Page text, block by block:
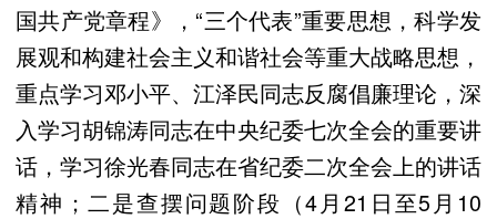
国共产党章程》，“三个代表”重要思想，科学发
展观和构建社会主义和谐社会等重大战略思想，
重点学习邓小平、江泽民同志反腐倡廉理论，深
入学习胡锦涛同志在中央纪委七次全会的重要讲
话，学习徐光春同志在省纪委二次全会上的讲话
精神；二是查摆问题阶段（4月21日至5月10